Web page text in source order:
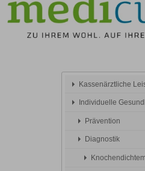
Kassenärztliche
Individuelle
Prävention
Diagnostik